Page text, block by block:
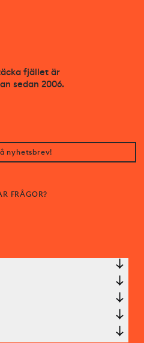
fjället är
sedan 2006.
FRÅGOR?
nyhetsbrev!